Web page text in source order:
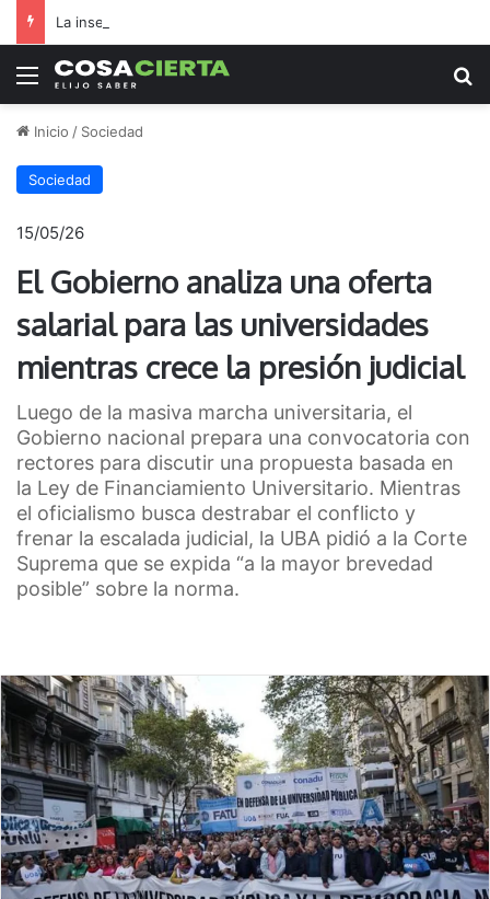
La inseguridad también tiene intendentes
Menú
Inicio / Sociedad
Sociedad
15/05/26
El Gobierno analiza una oferta
salarial para las universidades
mientras crece la presión judicial
Luego de la masiva marcha universitaria, el
Gobierno nacional prepara una convocatoria con
rectores para discutir una propuesta basada en
la Ley de Financiamiento Universitario. Mientras
el oficialismo busca destrabar el conflicto y
frenar la escalada judicial, la UBA pidió a la Corte
Suprema que se expida “a la mayor brevedad
posible” sobre la norma.